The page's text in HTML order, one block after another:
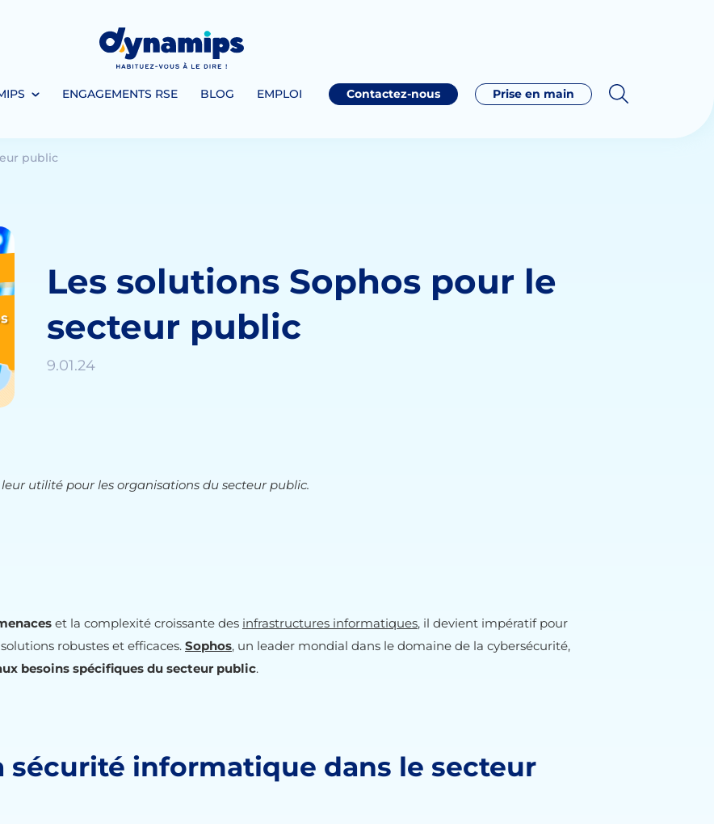
ENGAGEMENTS RSE BLOG EMPLOI Contactez-nous Prise en main
public
Les solutions Sophos pour le
secteur public
9.01.24
utilité pour les organisations du secteur public.
et la complexité croissante des infrastructures informatiques, il devient impératif pour
robustes et efficaces. Sophos, un leader mondial dans le domaine de la cybersécurité,
besoins spécifiques du secteur public.
sécurité informatique dans le secteur